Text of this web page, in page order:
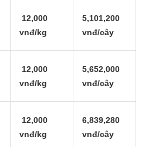
12,000
vnđ/kg
5,101,200
vnđ/cây
12,000
vnđ/kg
5,652,000
vnđ/cây
12,000
vnđ/kg
6,839,280
vnđ/cây